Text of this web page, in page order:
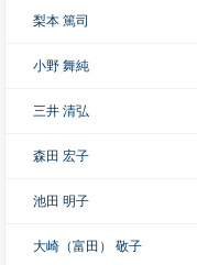
梨本 篤司
小野 舞純
三井 清弘
森田 宏子
池田 明子
大崎（富田） 敬子